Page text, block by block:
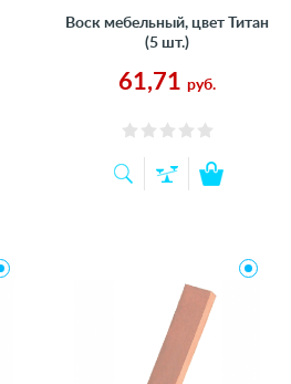
Воск мебельный, цвет Титан
(5 шт.)
61,71 руб.